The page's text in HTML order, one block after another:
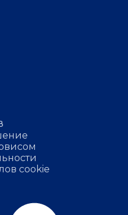
cookie